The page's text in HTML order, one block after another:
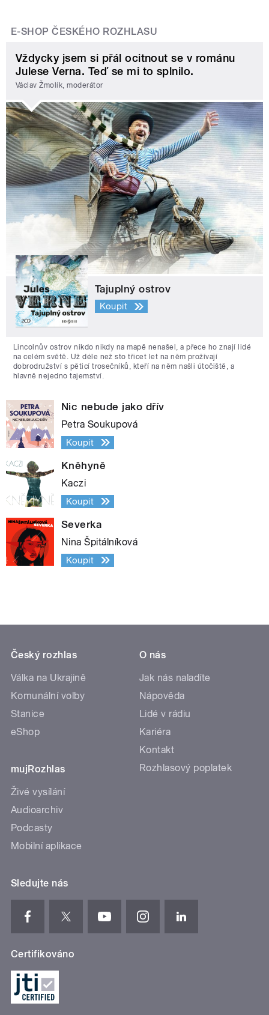
E-SHOP ČESKÉHO ROZHLASU
Vždycky jsem si přál ocitnout se v románu
Julese Verna. Teď se mi to splnilo.
Václav Žmolík, moderátor
Tajuplný ostrov
Koupit
Lincolnův ostrov nikdo nikdy na mapě nenašel, a přece ho znají lidé
na celém světě. Už déle než sto třicet let na něm prožívají
dobrodružství s pěticí trosečníků, kteří na něm našli útočiště, a
hlavně nejedno tajemství.
Nic nebude jako dřív
Petra Soukupová
Koupit
Kněhyně
Kaczi
Koupit
Severka
Nina Špitálníková
Koupit
Český rozhlas
Válka na Ukrajině
Komunální volby
Stanice
eShop
mujRozhlas
Živé vysílání
Audioarchiv
Podcasty
Mobilní aplikace
O nás
Jak nás naladíte
Nápověda
Lidé v rádiu
Kariéra
Kontakt
Rozhlasový poplatek
Sledujte nás
Certifikováno